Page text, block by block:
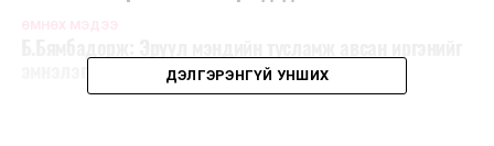
ӨМНӨХ МЭДЭЭ
эмнэлэг өөрийн машинаар гэрт нь хүргэж өгнө
ДЭЛГЭРЭНГҮЙ УНШИХ